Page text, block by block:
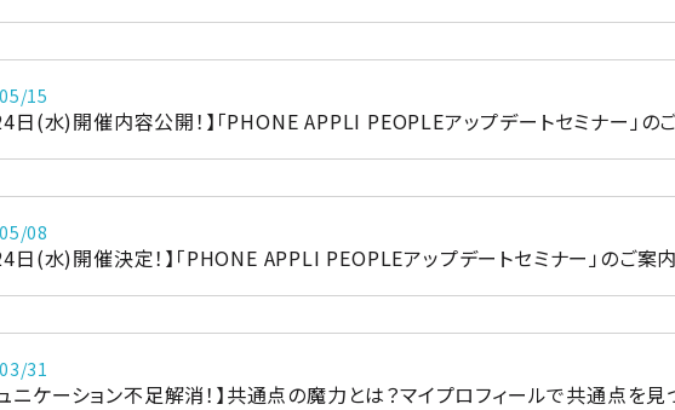
15
日(水)開催内容公開！】「PHONE APPLI PEOPLEアップデートセミナー」の
08
日(水)開催決定！】「PHONE APPLI PEOPLEアップデートセミナー」のご案内​
31
ニケーション不足解消！】共通点の魔力とは？マイプロフィールで共通点を見